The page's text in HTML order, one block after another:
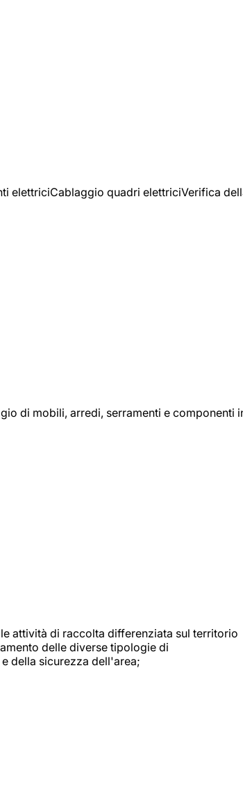
elettriciCablaggio quadri elettriciVerifica
di mobili, arredi, serramenti e componenti
attività di raccolta differenziata sul territorio
delle diverse tipologie di
della sicurezza dell'area;